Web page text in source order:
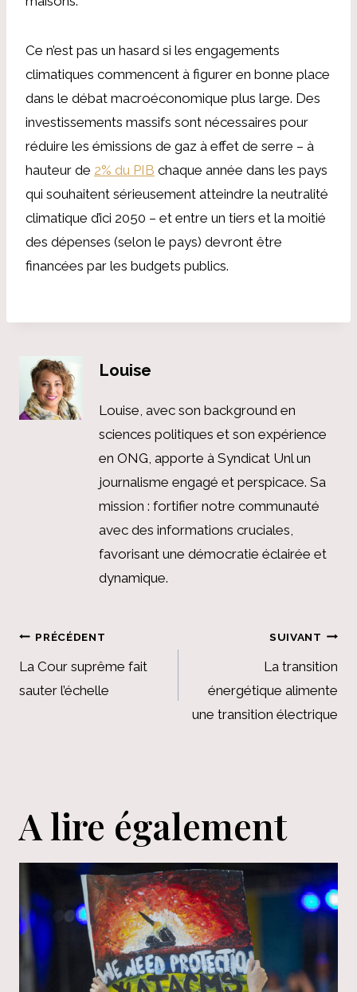
Ce n’est pas un hasard si les engagements
climatiques commencent à figurer en bonne place
dans le débat macroéconomique plus large. Des
investissements massifs sont nécessaires pour
réduire les émissions de gaz à effet de serre – à
hauteur de 2% du PIB chaque année dans les pays
qui souhaitent sérieusement atteindre la neutralité
climatique d’ici 2050 – et entre un tiers et la moitié
des dépenses (selon le pays) devront être
financées par les budgets publics.
Louise
Louise, avec son background en
sciences politiques et son expérience
en ONG, apporte à Syndicat Unl un
journalisme engagé et perspicace. Sa
mission : fortifier notre communauté
avec des informations cruciales,
favorisant une démocratie éclairée et
dynamique.
Navigation
de
PRÉCÉDENT
La Cour suprême fait
sauter l’échelle
SUIVANT
La transition
énergétique alimente
une transition électrique
A lire également